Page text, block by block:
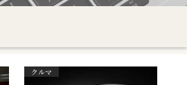
クルマ